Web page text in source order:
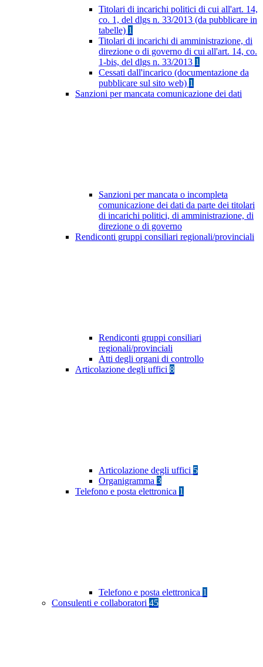
Titolari di incarichi politici di cui all'art. 14,
co. 1, del dlgs n. 33/2013 (da pubblicare in
tabelle) 1
Titolari di incarichi di amministrazione, di
direzione o di governo di cui all'art. 14, co.
1-bis, del dlgs n. 33/2013 1
Cessati dall'incarico (documentazione da
pubblicare sul sito web) 1
Sanzioni per mancata comunicazione dei dati
Sanzioni per mancata o incompleta
comunicazione dei dati da parte dei titolari
di incarichi politici, di amministrazione, di
direzione o di governo
Rendiconti gruppi consiliari regionali/provinciali
Rendiconti gruppi consiliari
regionali/provinciali
Atti degli organi di controllo
Articolazione degli uffici 8
Articolazione degli uffici 5
Organigramma 3
Telefono e posta elettronica 1
Telefono e posta elettronica 1
Consulenti e collaboratori 45